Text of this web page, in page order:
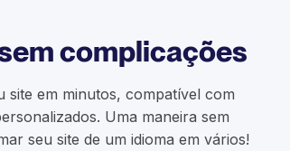
complicações
site em minutos, compatível com
Uma maneira sem
seu site de um idioma em vários!